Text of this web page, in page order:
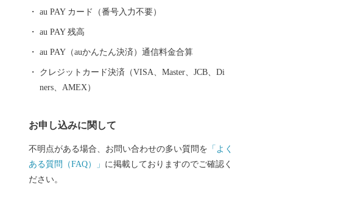
「明智光秀」が最期の夜を過ごした勝龍寺城（現在は
史資源に彩られた街でもあります。 京都府長岡京市の
見どころ 明智光秀最期の城 勝竜寺城公園 本能寺の変
の後、「山崎・勝龍寺城の合戦」の舞台ともなった勝
の人物の資料を展示しています。 京都随一のキリシマ
ツツジ 長岡天満宮 学問の神様・菅原道真公を祀る長
岡天満宮は、キリシマツツジの名所として知られてい
au PAY カード（番号入力不要）
au PAY 残高
au PAY（auかんたん決済）通信料金合算
クレジットカード決済（VISA、Master、JCB、Di
ners、AMEX）
お申し込みに関して
不明点がある場合、お問い合わせの多い質問を 「よく
ある質問（FAQ）」 に掲載しておりますのでご確認く
ださい。